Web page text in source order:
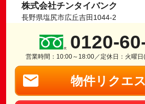
株式会社チンタイバンク
長野県塩尻市広丘吉田1044-2
0120-
営業時間：10:00～18:00／定休日：火曜
物件リクエ